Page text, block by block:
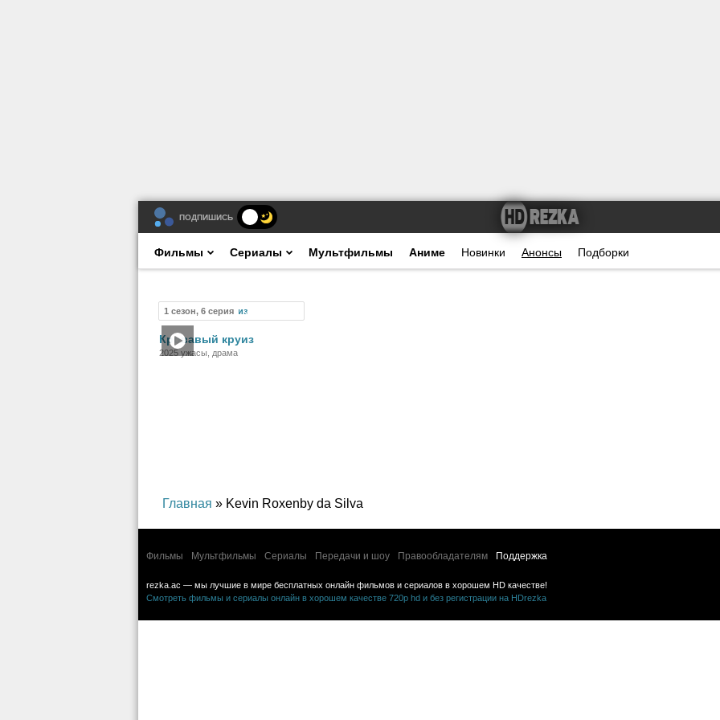
ПОДПИШИСЬ
Фильмы Сериалы Мультфильмы Аниме Новинки Анонсы Подборки
1 сезон, 6 серия Сериал
Кровавый круиз
2025 ужасы, драма
Главная » Kevin Roxenby da Silva
Фильмы Мультфильмы Сериалы Передачи и шоу Правообладателям Поддержка
rezka.ac — мы лучшие в мире бесплатных онлайн фильмов и сериалов в хорошем HD качестве!
Смотреть фильмы и сериалы онлайн в хорошем качестве 720p hd и без регистрации на HDrezka